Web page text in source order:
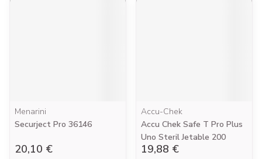
Menarini
Securject Pro 36146
20,10 €
Accu-Chek
Accu Chek Safe T Pro Plus
Uno Steril Jetable 200
19,88 €